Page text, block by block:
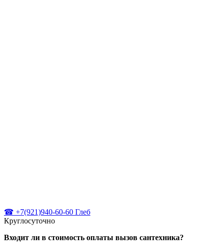
☎ +7(921)940-60-60 Глеб
Круглосуточно
Входит ли в стоимость оплаты вызов сантехника?